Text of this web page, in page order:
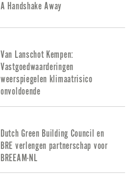
A Handshake Away
Van Lanschot Kempen:
Vastgoedwaarderingen
weerspiegelen klimaatrisico
onvoldoende
Dutch Green Building Council en
BRE verlengen partnerschap voor
BREEAM-NL